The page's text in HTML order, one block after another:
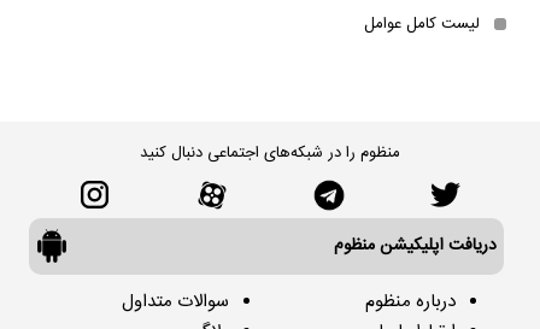
لیست کامل عوامل
منظوم را در شبکه‌های اجتماعی دنبال کنید
دریافت اپلیکیشن منظوم
درباره منظوم
سوالات متداول